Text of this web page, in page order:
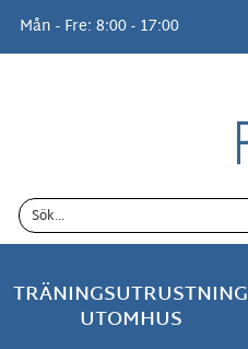
Mån - Fre: 8:00 - 17:00
TRÄNINGSUTRUSTNING
UTOMHUS